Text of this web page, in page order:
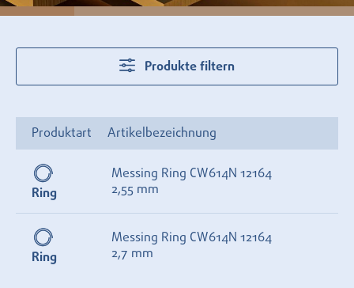
Produkte filtern
Produktart Artikelbezeichnung
Ring
Messing Ring CW614N 12164
2,55 mm
Ring
Messing Ring CW614N 12164
2,7 mm